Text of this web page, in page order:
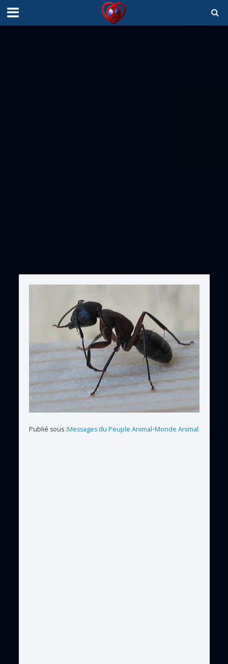
Publié sous :Messages du Peuple Animal•Monde Animal